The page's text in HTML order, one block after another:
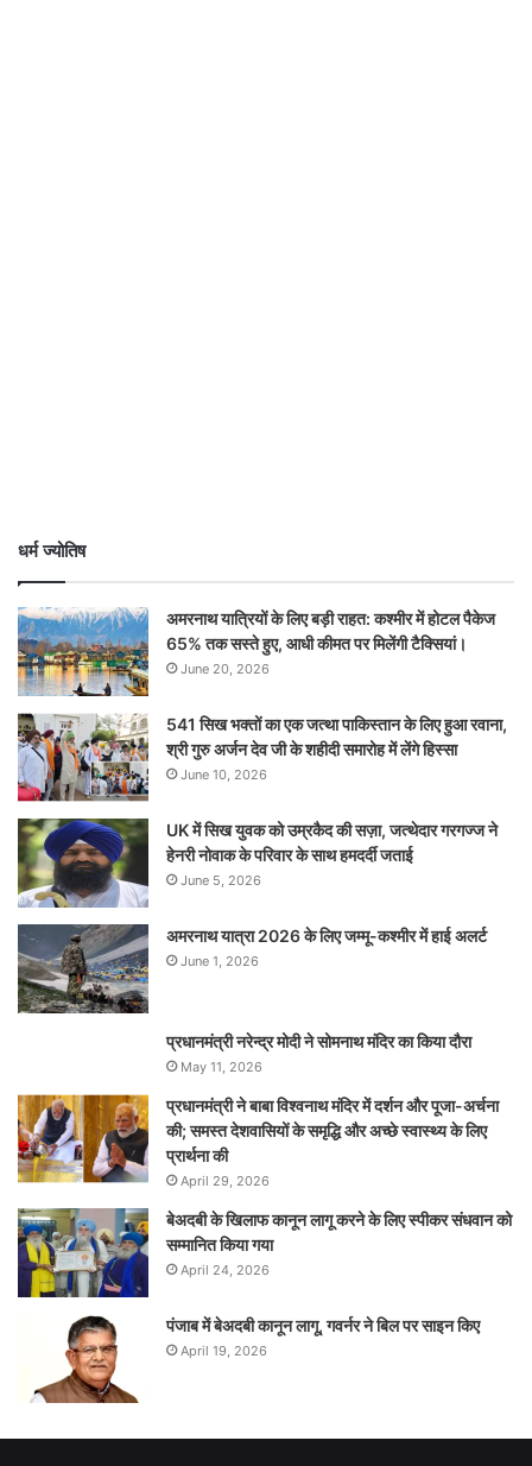
धर्म ज्योतिष
अमरनाथ यात्रियों के लिए बड़ी राहत: कश्मीर में होटल पैकेज
65% तक सस्ते हुए, आधी कीमत पर मिलेंगी टैक्सियां।
June 20, 2026
541 सिख भक्तों का एक जत्था पाकिस्तान के लिए हुआ रवाना,
श्री गुरु अर्जन देव जी के शहीदी समारोह में लेंगे हिस्सा
June 10, 2026
UK में सिख युवक को उम्रकैद की सज़ा, जत्थेदार गरगज्ज ने
हेनरी नोवाक के परिवार के साथ हमदर्दी जताई
June 5, 2026
अमरनाथ यात्रा 2026 के लिए जम्मू-कश्मीर में हाई अलर्ट
June 1, 2026
प्रधानमंत्री नरेन्‍द्र मोदी ने सोमनाथ मंदिर का किया दौरा
May 11, 2026
प्रधानमंत्री ने बाबा विश्वनाथ मंदिर में दर्शन और पूजा-अर्चना
की; समस्‍त देशवासियों के समृद्धि और अच्छे स्वास्थ्य के लिए
प्रार्थना की
April 29, 2026
बेअदबी के खिलाफ कानून लागू करने के लिए स्पीकर संधवान को
सम्मानित किया गया
April 24, 2026
पंजाब में बेअदबी कानून लागू, गवर्नर ने बिल पर साइन किए
April 19, 2026